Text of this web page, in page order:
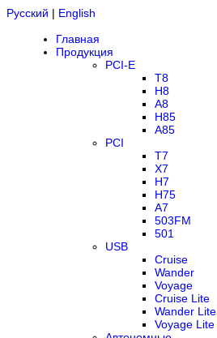
Русский | English
Главная
Продукция
PCI-E
T8
H8
A8
H85
A85
PCI
T7
X7
H7
H75
A7
503FM
501
USB
Cruise
Wander
Voyage
Cruise Lite
Wander Lite
Voyage Lite